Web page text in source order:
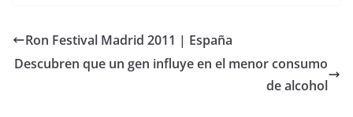
Ron Festival Madrid 2011 | España
Descubren que un gen influye en el menor consumo
de alcohol